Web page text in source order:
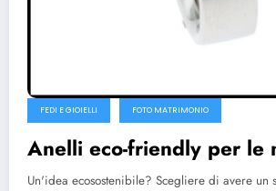
FEDI E GIOIELLI FOTO MATRIMONIO
Anelli eco-friendly per le
Un'idea ecosostenibile? Scegliere di avere un